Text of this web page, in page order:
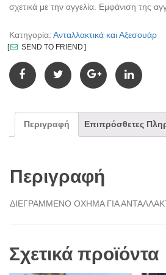
σχετικά με την αγγελία. Εμφάνιση της
Κατηγορία: Ανταλλακτικά και Αξεσουάρ
SEND TO FRIEND
Περιγραφή Επιπρόσθετες
Περιγραφή
ΔΙΕΓΡΑΜΜΕΝΟ ΟΧΗΜΑ ΓΙΑ
Σχετικά προϊόντα